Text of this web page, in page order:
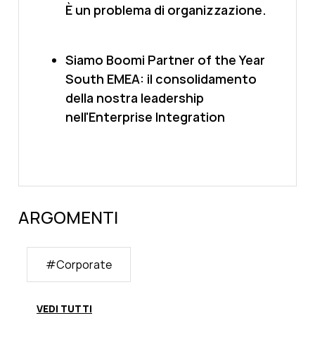
È un problema di organizzazione.
Siamo Boomi Partner of the Year
South EMEA: il consolidamento
della nostra leadership
nell'Enterprise Integration
ARGOMENTI
#Corporate
VEDI TUTTI